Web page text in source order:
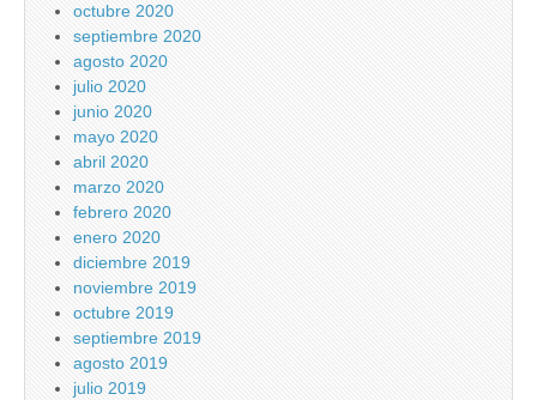
octubre 2020
septiembre 2020
agosto 2020
julio 2020
junio 2020
mayo 2020
abril 2020
marzo 2020
febrero 2020
enero 2020
diciembre 2019
noviembre 2019
octubre 2019
septiembre 2019
agosto 2019
julio 2019